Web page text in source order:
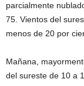
parcialmente
75. Vientos del
menos de 20 por
Mañana,
del sureste de 10 a